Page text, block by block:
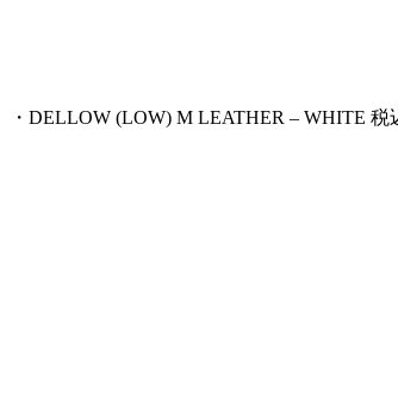
・DELLOW (LOW) M LEATHER – WHITE 税